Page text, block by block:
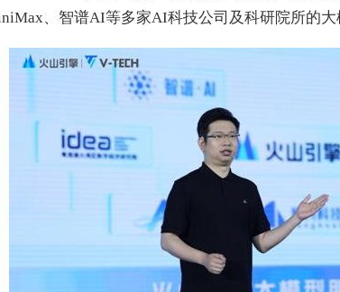
、智谱AI等多家AI科技公司及科研院所的大